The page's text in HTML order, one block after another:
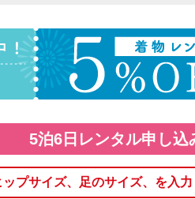
5泊6日レンタル申し込
プサイズ、足のサイズ、を入力